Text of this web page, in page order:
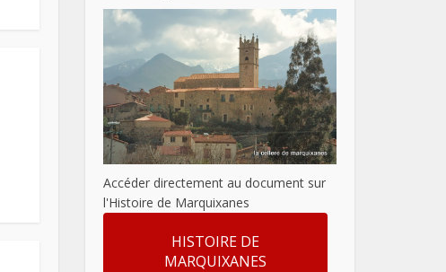
Accéder directement au document sur
l'Histoire de Marquixanes
HISTOIRE DE
MARQUIXANES